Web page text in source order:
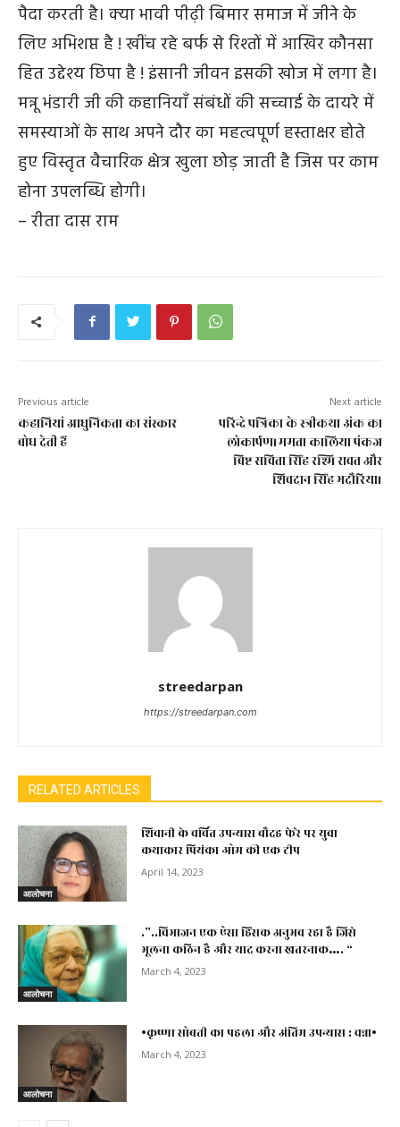
पैदा करती है। क्या भावी पीढ़ी बिमार समाज में जीने के
लिए अभिशप्त है ! खींच रहे बर्फ से रिश्तों में आखिर कौनसा
हित उद्देश्य छिपा है ! इंसानी जीवन इसकी खोज में लगा है।
मन्नू भंडारी जी की कहानियाँ संबंधों की सच्चाई के दायरे में
समस्याओं के साथ अपने दौर का महत्वपूर्ण हस्ताक्षर होते
हुए विस्तृत वैचारिक क्षेत्र खुला छोड़ जाती है जिस पर काम
होना उपलब्धि होगी।
– रीता दास राम
Previous article
कहानियां आधुनिकता का संस्कार
बोध देती हैं
Next article
परिन्दे पत्रिका के स्त्रीकथा अंक का
लोकार्पण।ममता कालिया पंकज
बिष्ट सविता सिंह रश्मि रावत और
शिवदान सिंह भदौरिया।
streedarpan
https://streedarpan.com
RELATED ARTICLES
आलोचना
शिवानी के चर्चित उपन्यास चौदह फेरे पर युवा
कथाकार प्रियंका ओम की एक टीप
April 14, 2023
आलोचना
.”..विभाजन एक ऐसा हिंसक अनुभव रहा है जिसे
भूलना कठिन है और याद करना खतरनाक…. “
March 4, 2023
आलोचना
•कृष्णा सोबती का पहला और अंतिम उपन्यास : चन्ना•
March 4, 2023